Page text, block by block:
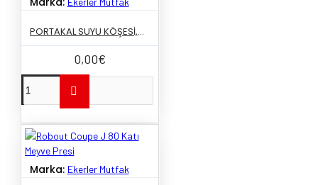
PORTAKAL SUYU KÖŞESI,VITAMIN KÖŞE
0,00€
Marka: Ekerler Mutfak